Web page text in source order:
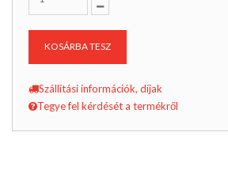
KOSÁRBA TESZ
Szállítási információk, díjak
Tegye fel kérdését a termékről